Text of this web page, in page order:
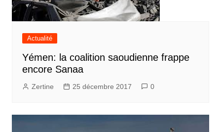
Actualité
Yémen: la coalition saoudienne frappe
encore Sanaa
Zertine 25 décembre 2017 0